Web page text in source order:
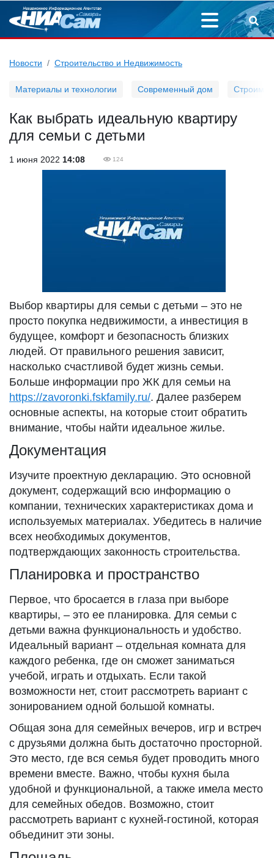
Новости Строительство и Недвижимость
Материалы и технологии Современный дом Строим
Как выбрать идеальную квартиру
для семьи с детьми
1 июня 2022 14:08 124
Выбор квартиры для семьи с детьми – это не
просто покупка недвижимости, а инвестиция в
будущее, комфорт и безопасность близких
людей. От правильного решения зависит,
насколько счастливой будет жизнь семьи.
Больше информации про ЖК для семьи на
https://zavoronki.fskfamily.ru/. Далее разберем
основные аспекты, на которые стоит обратить
внимание, чтобы найти идеальное жилье.
Документация
Изучите проектную декларацию. Это основной
документ, содержащий всю информацию о
компании, технических характеристиках дома и
используемых материалах. Убедитесь в наличие
всех необходимых документов,
подтверждающих законность строительства.
Планировка и пространство
Первое, что бросается в глаза при выборе
квартиры, – это ее планировка. Для семьи с
детьми важна функциональность и удобство.
Идеальный вариант – отдельная комната для
каждого ребенка, где он сможет заниматься
учебой, играть и отдыхать. Если такой
возможности нет, стоит рассмотреть вариант с
зонированием одной большой комнаты.
Общая зона для семейных вечеров, игр и встреч
с друзьями должна быть достаточно просторной.
Это место, где вся семья будет проводить много
времени вместе. Важно, чтобы кухня была
удобной и функциональной, а также имела место
для семейных обедов. Возможно, стоит
рассмотреть вариант с кухней-гостиной, которая
объединит эти зоны.